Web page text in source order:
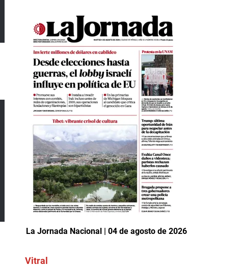
La Jornada Nacional | 04 de agosto de 2026
Vitral